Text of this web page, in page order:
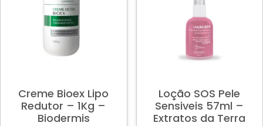
Creme Bioex Lipo
Redutor – 1Kg –
Biodermis
Loção SOS Pele
Sensiveis 57ml –
Extratos da Terra